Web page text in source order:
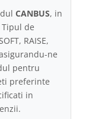
CANBUS, in
de
RAISE,
asigurandu-ne
pentru
preferinte
in